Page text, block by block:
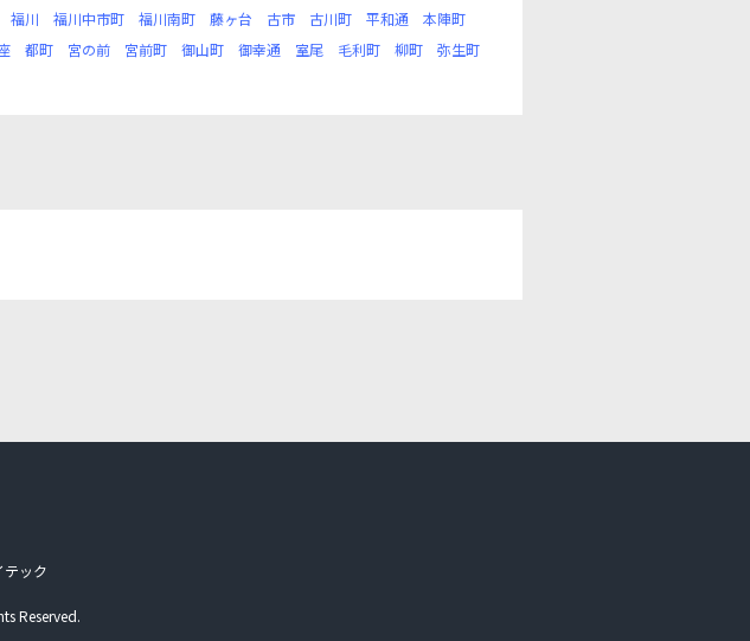
福川 福川中市町 福川南町 藤ヶ台 古市 古川町 平和通
本陣町
都町 宮の前 宮前町 御山町 御幸通 室尾 毛利町 柳町
弥生町
テック
Reserved.